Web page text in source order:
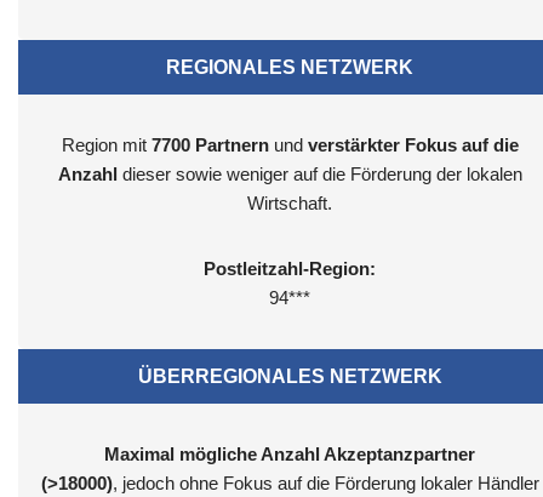
REGIONALES NETZWERK
Region mit 7700 Partnernund verstärkter Fokus auf die
Anzahl dieser sowie weniger auf die Förderung der lokalen
Wirtschaft.
Postleitzahl-Region:
94***
ÜBERREGIONALES NETZWERK
Maximal mögliche Anzahl Akzeptanzpartner
(>18000), jedoch ohne Fokus auf die Förderung lokaler Händler